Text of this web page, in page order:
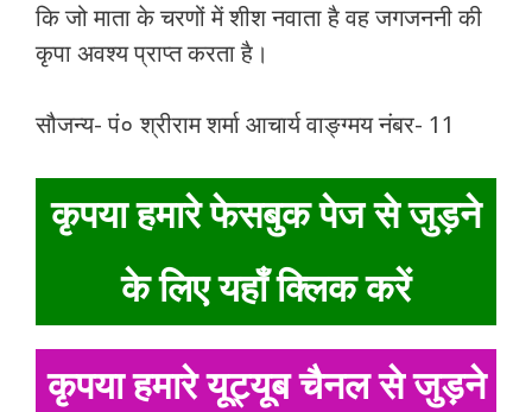
कि जो माता के चरणों में शीश नवाता है वह जगजननी की
कृपा अवश्य प्राप्त करता है।
सौजन्य- पं० श्रीराम शर्मा आचार्य वाङ्ग्मय नंबर- 11
कृपया हमारे फेसबुक पेज से जुड़ने
के लिए यहाँ क्लिक करें
कृपया हमारे यूट्यूब चैनल से जुड़ने